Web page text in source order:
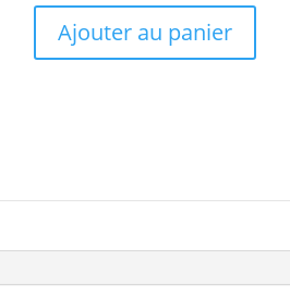
Ajouter au panier